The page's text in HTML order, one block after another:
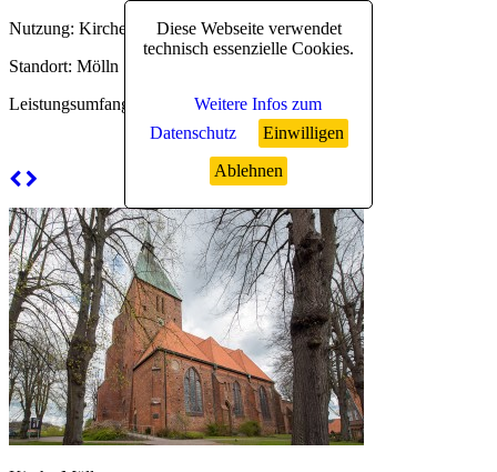
Diese Webseite verwendet
technisch essenzielle Cookies.
Weitere Infos zum
Datenschutz
Einwilligen
Ablehnen
Nutzung: Kirchen
Standort: Mölln
Leistungsumfang
: Kirchen